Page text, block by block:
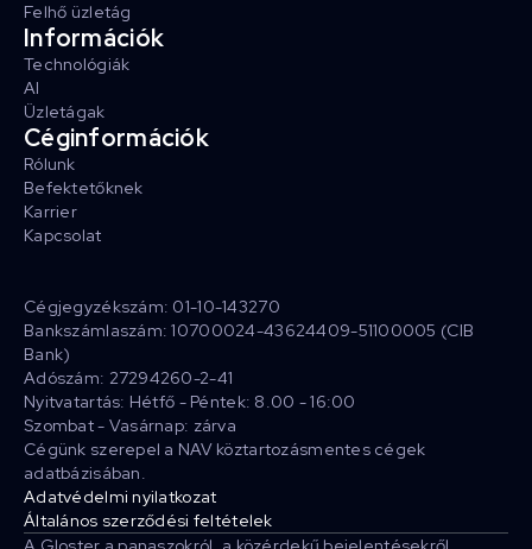
Felhő üzletág
Információk
Technológiák
AI
Üzletágak
Céginformációk
Rólunk
Befektetőknek
Karrier
Kapcsolat
Cégjegyzékszám: 01-10-143270
Bankszámlaszám: 10700024-43624409-51100005 (CIB
Bank)
Adószám: 27294260-2-41
Nyitvatartás: Hétfő - Péntek: 8.00 - 16:00
Szombat - Vasárnap: zárva
Cégünk szerepel a NAV köztartozásmentes cégek
adatbázisában.
Adatvédelmi nyilatkozat
Általános szerződési feltételek